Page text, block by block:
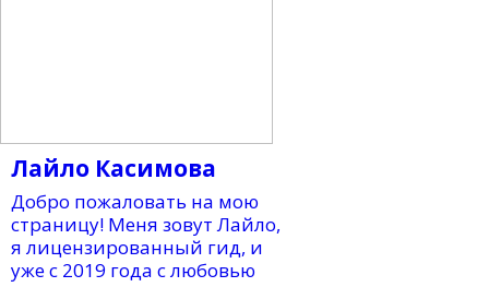
Лайло Касимова
Добро пожаловать на мою
страницу! Меня зовут Лайло,
я лицензированный гид, и
уже с 2019 года с любовью